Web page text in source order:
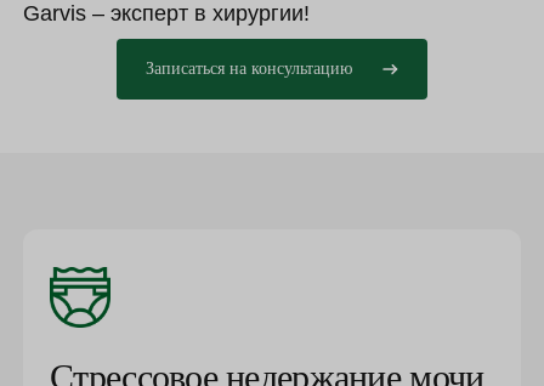
Garvis – эксперт в хирургии!
Записаться на консультацию
Стрессовое недержание мочи